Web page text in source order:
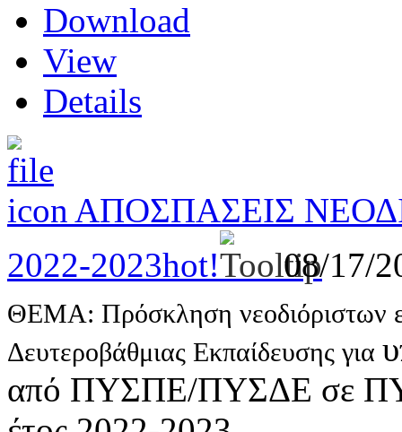
Download
View
Details
AΠΟΣΠΑΣΕΙΣ
2022-2023hot! 08/17/
ΘΕΜΑ: Πρόσκληση νεοδιόριστων
Δευτεροβάθμιας Εκπαίδευσης για
από ΠΥΣΠΕ/ΠΥΣΔΕ σε